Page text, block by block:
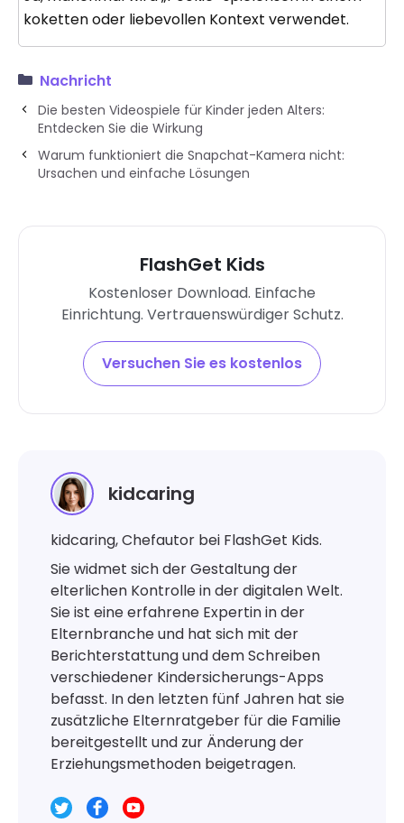
koketten oder liebevollen Kontext verwendet.
Nachricht
Die besten Videospiele für Kinder jeden Alters:
Entdecken Sie die Wirkung
Warum funktioniert die Snapchat-Kamera nicht:
Ursachen und einfache Lösungen
FlashGet Kids
Kostenloser Download. Einfache
Einrichtung. Vertrauenswürdiger Schutz.
Versuchen Sie es kostenlos
kidcaring
kidcaring, Chefautor bei FlashGet Kids.
Sie widmet sich der Gestaltung der
elterlichen Kontrolle in der digitalen Welt.
Sie ist eine erfahrene Expertin in der
Elternbranche und hat sich mit der
Berichterstattung und dem Schreiben
verschiedener Kindersicherungs-Apps
befasst. In den letzten fünf Jahren hat sie
zusätzliche Elternratgeber für die Familie
bereitgestellt und zur Änderung der
Erziehungsmethoden beigetragen.